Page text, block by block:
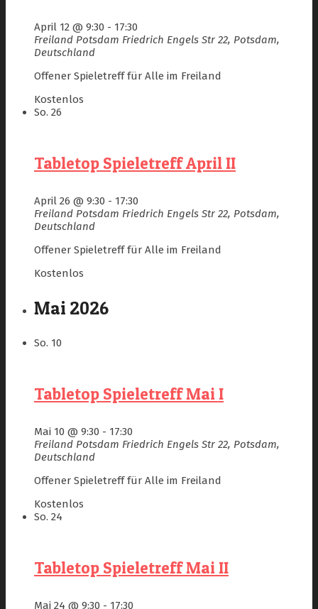
April 12 @ 9:30 - 17:30
Freiland Potsdam Friedrich Engels Str 22, Potsdam,
Deutschland
Offener Spieletreff für Alle im Freiland
Kostenlos
So. 26
Tabletop Spieletreff April II
April 26 @ 9:30 - 17:30
Freiland Potsdam Friedrich Engels Str 22, Potsdam,
Deutschland
Offener Spieletreff für Alle im Freiland
Kostenlos
Mai 2026
So. 10
Tabletop Spieletreff Mai I
Mai 10 @ 9:30 - 17:30
Freiland Potsdam Friedrich Engels Str 22, Potsdam,
Deutschland
Offener Spieletreff für Alle im Freiland
Kostenlos
So. 24
Tabletop Spieletreff Mai II
Mai 24 @ 9:30 - 17:30